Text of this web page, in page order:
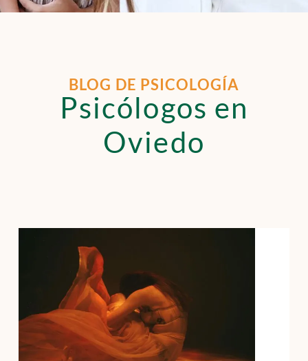
BLOG DE PSICOLOGÍA
Psicólogos en
Oviedo